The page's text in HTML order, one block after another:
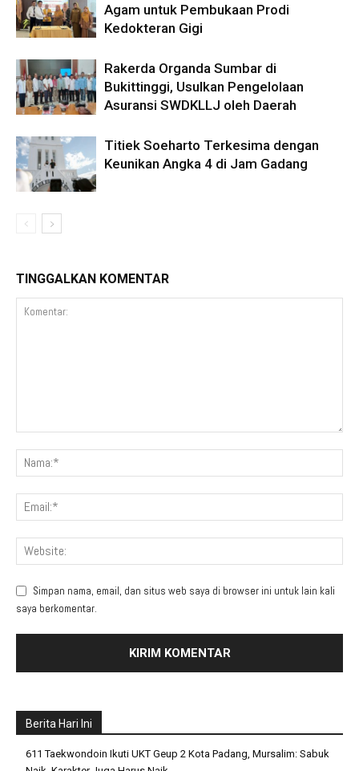
Agam untuk Pembukaan Prodi
Kedokteran Gigi
Rakerda Organda Sumbar di
Bukittinggi, Usulkan Pengelolaan
Asuransi SWDKLLJ oleh Daerah
Titiek Soeharto Terkesima dengan
Keunikan Angka 4 di Jam Gadang
TINGGALKAN KOMENTAR
Simpan nama, email, dan situs web saya di browser ini untuk lain kali
saya berkomentar.
Berita Hari Ini
611 Taekwondoin Ikuti UKT Geup 2 Kota Padang, Mursalim: Sabuk